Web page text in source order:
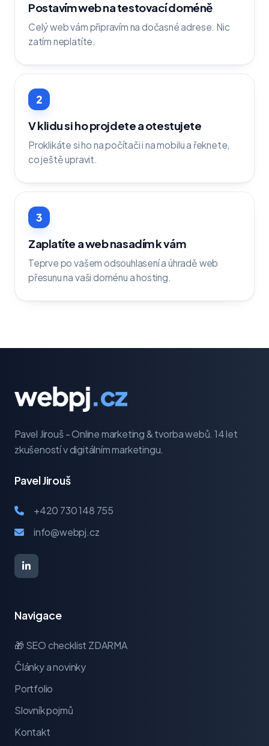
Postavím web na testovací doméně
Celý web vám připravím na dočasné adrese. Nic
zatím neplatíte.
2
V klidu si ho projdete a otestujete
Proklikáte si ho na počítači i na mobilu a řeknete,
co ještě upravit.
3
Zaplatíte a web nasadím k vám
Teprve po vašem odsouhlasení a úhradě web
přesunu na vaši doménu a hosting.
Pavel Jirouš - Online marketing & tvorba webů. 14 let
zkušeností v digitálním marketingu.
Pavel Jirouš
+420 730 148 755
info@webpj.cz
Navigace
🎁 SEO checklist ZDARMA
Články a novinky
Portfolio
Slovník pojmů
Kontakt